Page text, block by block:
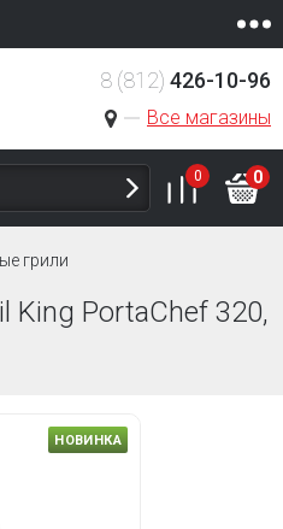
Все магазины
8 (812) 426-10-96
0 0
грили
King PortaChef 320,
НОВИНКА